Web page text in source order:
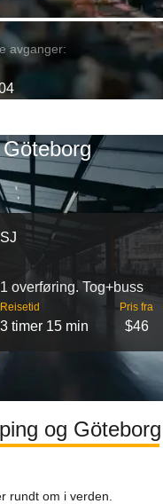
avganger:
SJ
1 overføring. Tog+buss
Reisetid
3 timer 15 min
Pris fra
$46
og Göteborg
rundt om i verden.